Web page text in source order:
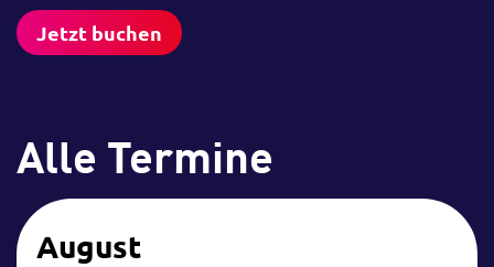
Jetzt buchen
Alle Termine
August